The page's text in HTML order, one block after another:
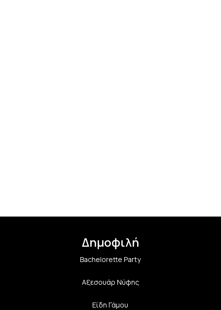
Δημοφιλή
Bachelorette Party
Αξεσουάρ Νύφης
Είδη Γάμου